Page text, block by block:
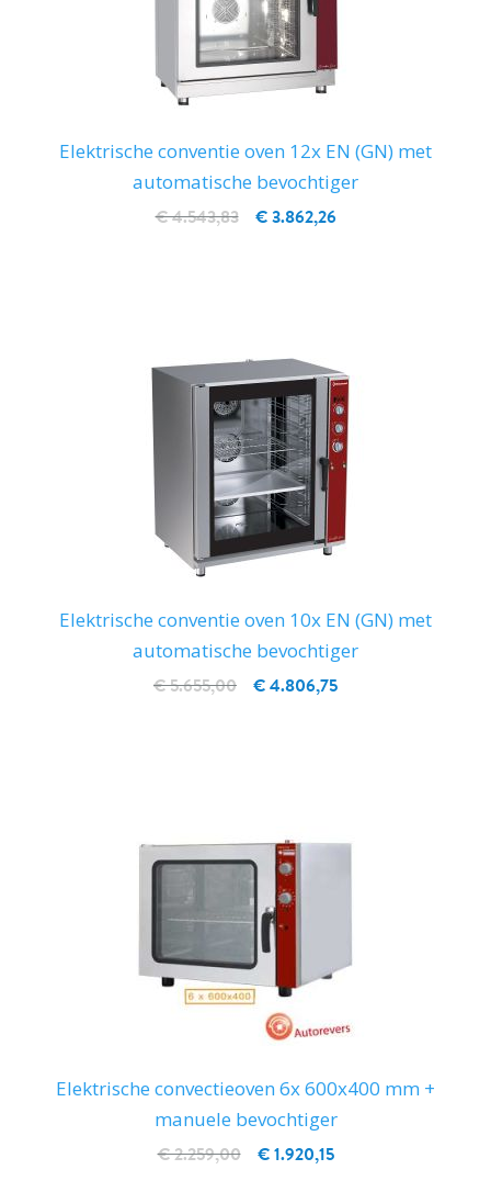
Elektrische conventie oven 12x EN (GN) met
automatische bevochtiger
€ 3.862,26
€ 4.543,83
Elektrische conventie oven 10x EN (GN) met
automatische bevochtiger
€ 4.806,75
€ 5.655,00
Elektrische convectieoven 6x 600x400 mm +
manuele bevochtiger
€ 1.920,15
€ 2.259,00